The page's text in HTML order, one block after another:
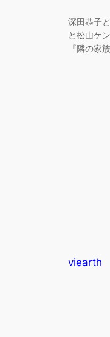
深田恭子
と松山ケ
『隣の家
viearth